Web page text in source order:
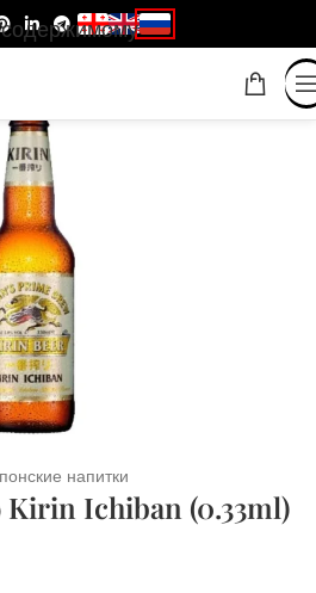
напитки
Ichiban (0.33ml)